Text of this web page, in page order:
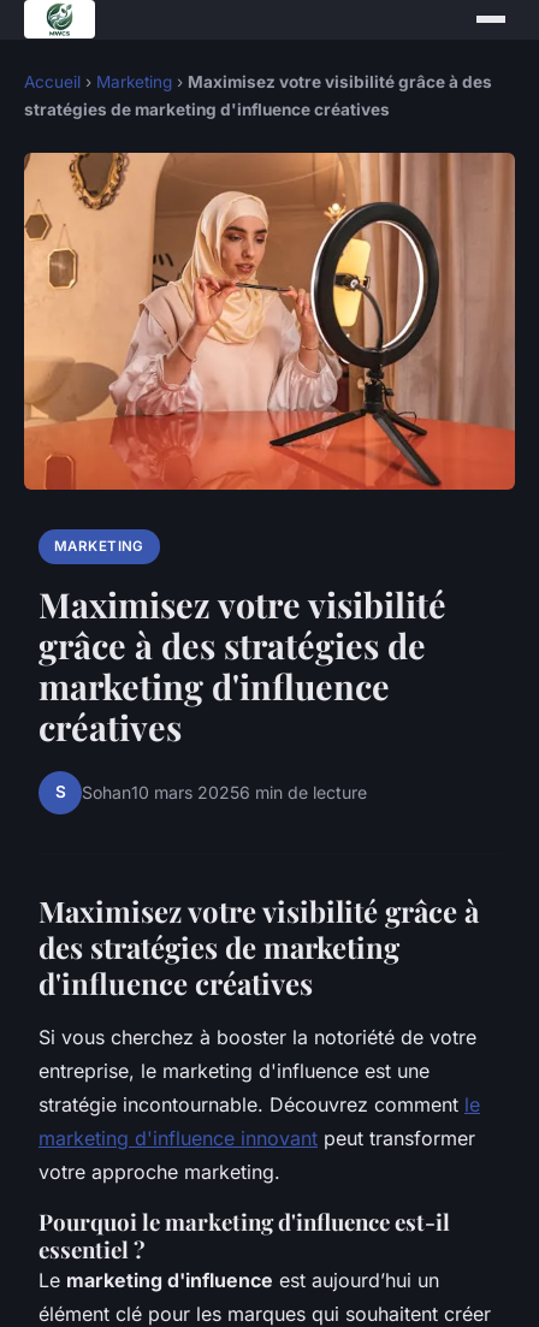
Accueil › Marketing › Maximisez votre visibilité grâce à des
stratégies de marketing d'influence créatives
MARKETING
Maximisez votre visibilité
grâce à des stratégies de
marketing d'influence
créatives
S Sohan10 mars 20256 min de lecture
Maximisez votre visibilité grâce à
des stratégies de marketing
d'influence créatives
Si vous cherchez à booster la notoriété de votre
entreprise, le marketing d'influence est une
stratégie incontournable. Découvrez comment le
marketing d'influence innovant peut transformer
votre approche marketing.
Pourquoi le marketing d'influence est-il
essentiel ?
Le marketing d'influence est aujourd’hui un
élément clé pour les marques qui souhaitent créer